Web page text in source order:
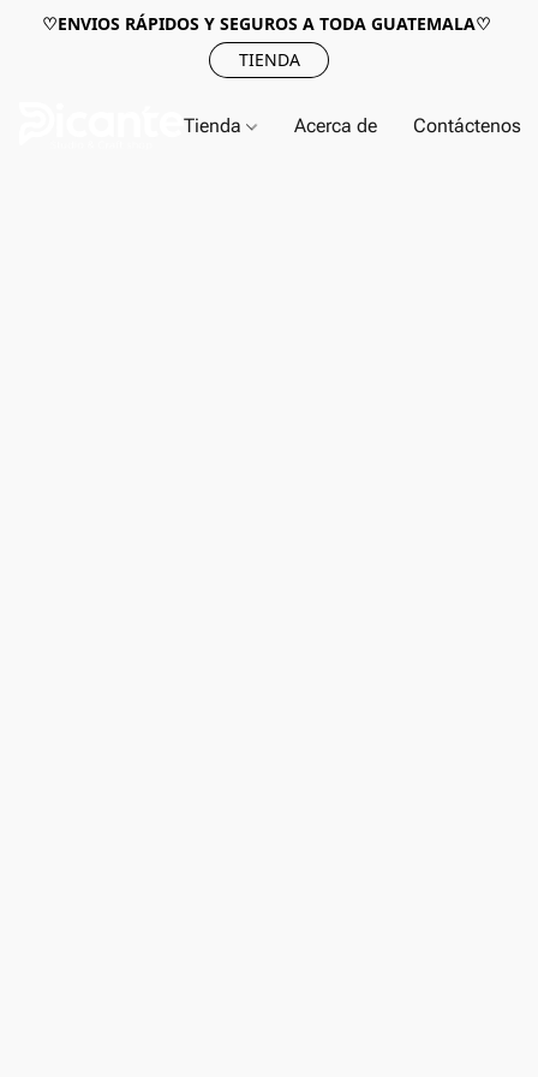
♡ENVIOS RÁPIDOS Y SEGUROS A TODA GUATEMALA♡
TIENDA
Tienda Acerca de Contáctenos